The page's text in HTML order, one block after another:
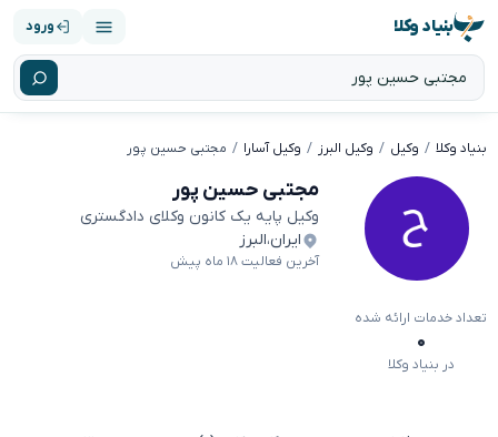
بنیاد وکلا ورود
بنیاد وکلا وکیل وکیل البرز وکیل آسارا مجتبی حسین پور
مجتبی حسین پور
وکیل پایه یک کانون وکلای دادگستری
ایران،البرز
آخرین فعالیت ۱۸ ماه پیش
تعداد خدمات ارائه شده
۰
در بنیاد وکلا